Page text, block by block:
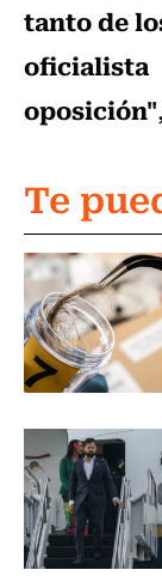
tanto de
oposición"
Te